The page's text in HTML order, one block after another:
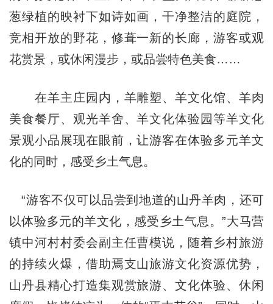
葱绿植的映衬下如诗如画，干净整洁的庭院，
竞相开放的野花，修葺一新的长廊，游客或观
花赏景，或休闲漫步，或品尝特色美食……
在羊主庄园内，羊雕塑、羊文化馆、羊肉
美食餐厅、观光羊舍、羊文化体验园等羊文化
景观小品展现在眼前，让游客在体验多元羊文
化的同时，感受乡土气息。
“游客不仅可以品尝到地道的山丹羊肉，还可
以体验多元的羊文化，感受乡土气息。”大马营
镇中河村村委会副主任曹模说，随着乡村旅游
的持续火爆，借助焉支山旅游文化资源优势，
山丹县精心打造集观赏旅游、文化体验、休闲